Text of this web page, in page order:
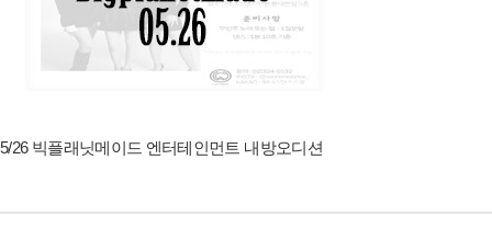
5/26 빅플래닛메이드 엔터테인먼트 내방오디션